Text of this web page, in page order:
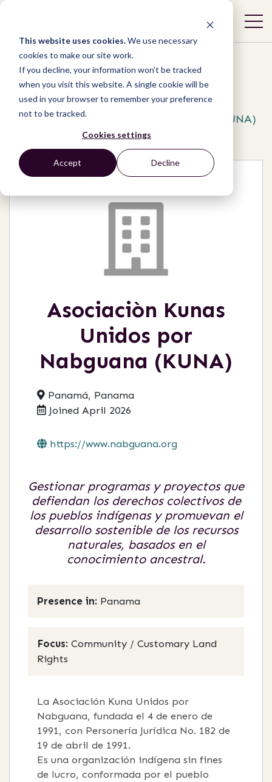
This website uses cookies.We use necessary
cookies to make our site work.
If you decline, your information won’t be tracked
when you visit this website. A single cookie will be
used in your browser to remember your preference
not to be tracked.
Cookies settings
Accept Decline
Network / Organizations /
Asociaciòn Kunas Unidos por Nabguana (KUNA)
Asociaciòn Kunas
Unidos por
Nabguana (KUNA)
Panamá, Panama
Joined April 2026
https://www.nabguana.org
Gestionar programas y proyectos que
defiendan los derechos colectivos de
los pueblos indígenas y promuevan el
desarrollo sostenible de los recursos
naturales, basados en el
conocimiento ancestral.
Presence in: Panama
Focus: Community / Customary Land
Rights
La Asociación Kuna Unidos por
Nabguana, fundada el 4 de enero de
1991, con Personería Jurídica No. 182 de
19 de abril de 1991.
Es una organización indígena sin fines
de lucro, conformada por el pueblo